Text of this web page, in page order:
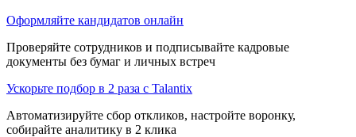
Оформляйте кандидатов онлайн
Проверяйте сотрудников и подписывайте кадровые
документы без бумаг и личных встреч
Ускорьте подбор в 2 раза с Talantix
Автоматизируйте сбор откликов, настройте воронку,
собирайте аналитику в 2 клика